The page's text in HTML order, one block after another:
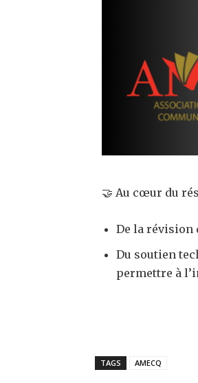
🤝 Au cœur du
De la révision
Du soutien
permettre à
TAGS AMECQ